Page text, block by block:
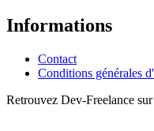
Informations
Contact
Conditions générales
Retrouvez Dev-Freelance